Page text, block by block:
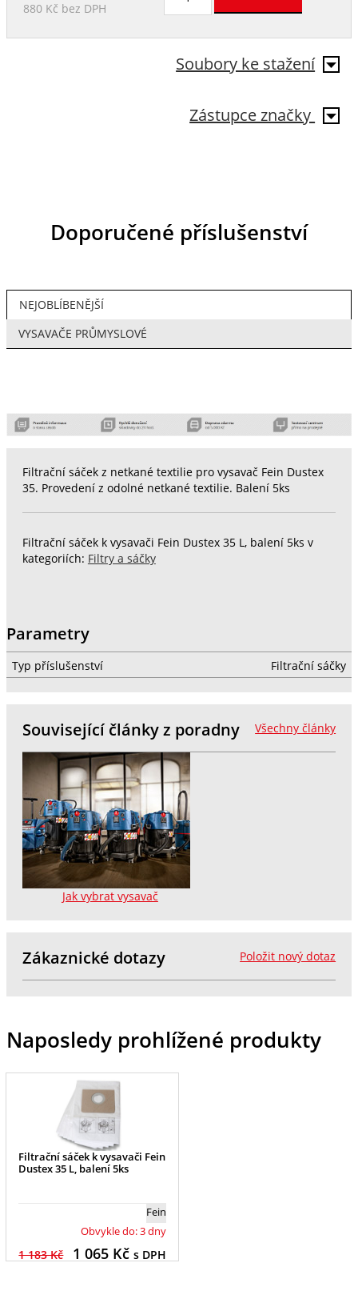
880 Kč bez DPH
Soubory ke stažení
Zástupce značky
Doporučené příslušenství
NEJOBLÍBENĚJŠÍ
VYSAVAČE PRŮMYSLOVÉ
Filtrační sáček z netkané textilie pro vysavač Fein Dustex
35. Provedení z odolné netkané textilie. Balení 5ks
Filtrační sáček k vysavači Fein Dustex 35 L, balení 5ks v
kategoriích: Filtry a sáčky
Parametry
Typ příslušenství Filtrační sáčky
Všechny články
Související články z poradny
Jak vybrat vysavač
Položit nový dotaz
Zákaznické dotazy
Naposledy prohlížené produkty
Filtrační sáček k vysavači Fein
Dustex 35 L, balení 5ks
Fein
Obvykle do: 3 dny
1 183 Kč 1 065Kč s DPH